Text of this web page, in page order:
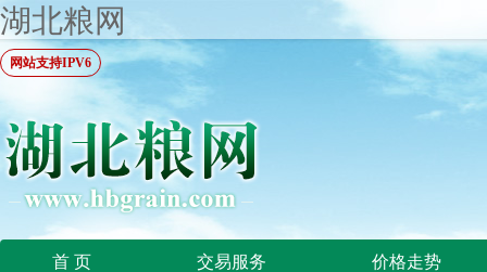
湖北粮网
网站支持IPV6
首 页 交易服务 价格走势